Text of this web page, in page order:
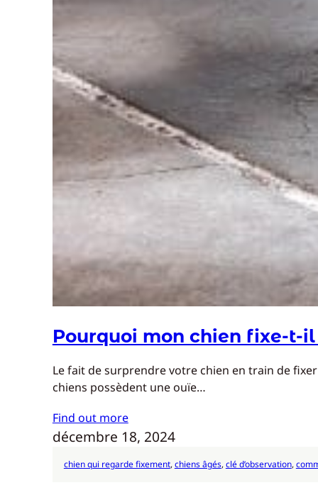
Pourquoi mon chien fixe-t-
Le fait de surprendre votre chien en train de
chiens possèdent une ouïe…
Find out more
décembre 18, 2024
chien qui regarde fixement, chiens âgés, clé d’observation,